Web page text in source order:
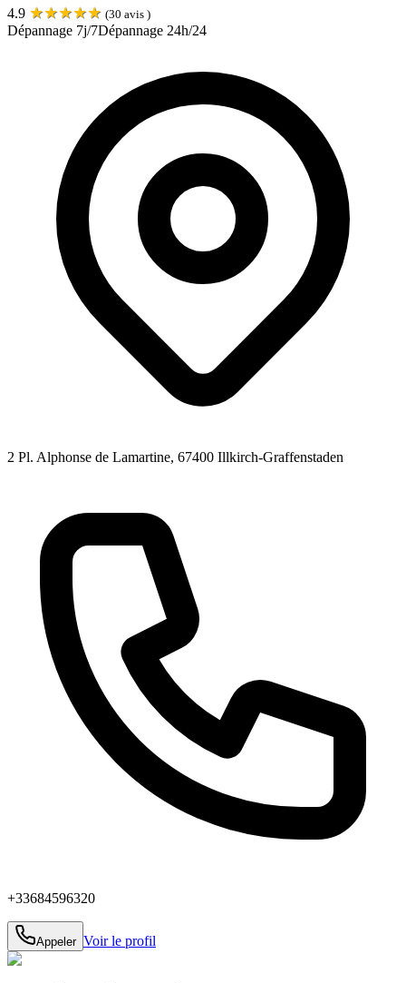
4.9 ★★★★★ (30 avis )
Dépannage 7j/7Dépannage 24h/24
2 Pl. Alphonse de Lamartine, 67400 Illkirch-Graffenstaden
+33684596320
Appeler Voir le profil